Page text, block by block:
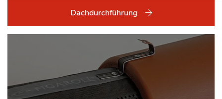
Dachdurchführung